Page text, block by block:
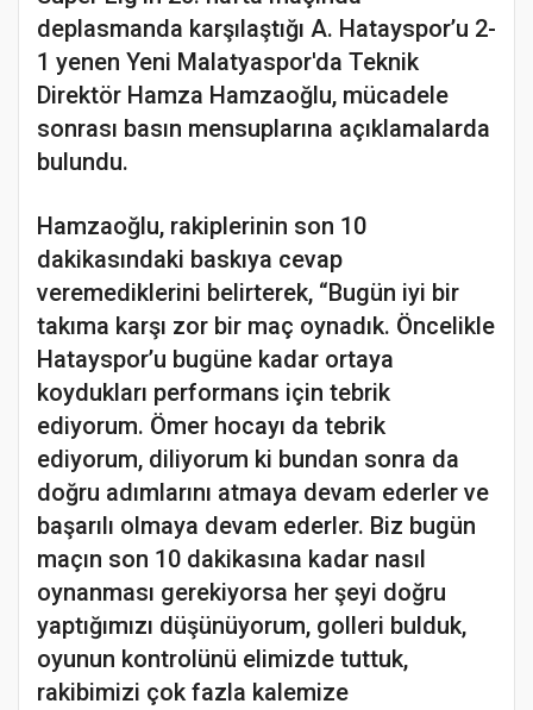
deplasmanda karşılaştığı A. Hatayspor’u 2-
1 yenen Yeni Malatyaspor'da Teknik
Direktör Hamza Hamzaoğlu, mücadele
sonrası basın mensuplarına açıklamalarda
bulundu.
Hamzaoğlu, rakiplerinin son 10
dakikasındaki baskıya cevap
veremediklerini belirterek, “Bugün iyi bir
takıma karşı zor bir maç oynadık. Öncelikle
Hatayspor’u bugüne kadar ortaya
koydukları performans için tebrik
ediyorum. Ömer hocayı da tebrik
ediyorum, diliyorum ki bundan sonra da
doğru adımlarını atmaya devam ederler ve
başarılı olmaya devam ederler. Biz bugün
maçın son 10 dakikasına kadar nasıl
oynanması gerekiyorsa her şeyi doğru
yaptığımızı düşünüyorum, golleri bulduk,
oyunun kontrolünü elimizde tuttuk,
rakibimizi çok fazla kalemize